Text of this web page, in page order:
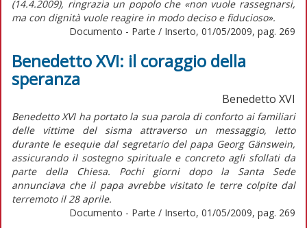
(14.4.2009), ringrazia un popolo che «non vuole rassegnarsi,
ma con dignità vuole reagire in modo deciso e fiducioso».
Documento - Parte / Inserto, 01/05/2009, pag. 269
Benedetto XVI: il coraggio della
speranza
Benedetto XVI
Benedetto XVI ha portato la sua parola di conforto ai familiari
delle vittime del sisma attraverso un messaggio, letto
durante le esequie dal segretario del papa Georg Gänswein,
assicurando il sostegno spirituale e concreto agli sfollati da
parte della Chiesa. Pochi giorni dopo la Santa Sede
annunciava che il papa avrebbe visitato le terre colpite dal
terremoto il 28 aprile.
Documento - Parte / Inserto, 01/05/2009, pag. 269